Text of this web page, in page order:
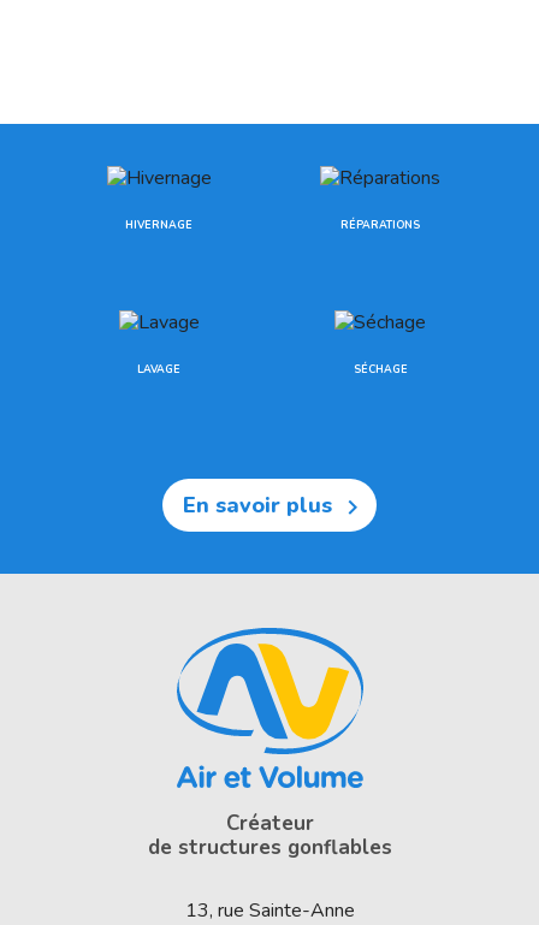
HIVERNAGE RÉPARATIONS
LAVAGE SÉCHAGE
En savoir plus 
Créateur
de structures gonflables
13, rue Sainte-Anne